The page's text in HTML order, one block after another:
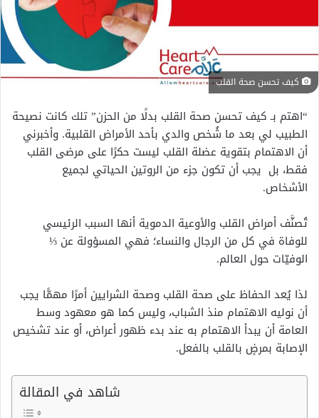
كيف تحسن صحة القلب
“اهتم بـ كيف تحسن صحة القلب بدلًا من الحزن” تلك كانت نصيحة
الطبيب لي بعد ما شُخص والدي بأحد الأمراض القلبية. وأخبرني
أن الاهتمام بتقوية عضلة القلب ليست حكرًا على مرضى القلب
فقط، بل يجب أن تكون جزء من الروتين الحياتي لجميع
الأشخاص.
تُصنَّف أمراض القلب والأوعية الدموية أنها السبب الرئيسي
للوفاة في كل من الرجال والنساء؛ فهي المسؤولة عن ⅓
الوفيّات حول العالم.
لذا يُعد الحفاظ على صحة القلب وصحة الشرايين أمرًا مهمًّا يجب
أن نوليه الاهتمام منذ الشباب، وليس كما هو معهود وسط
العامة أن يبدأ الاهتمام به عند بدء ظهور أعراض، أو عند تشخيص
الإصابة بمرضٍ بالقلب بالفعل.
شاهد في المقالة